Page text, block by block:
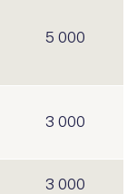
5 000
3 000
3 000